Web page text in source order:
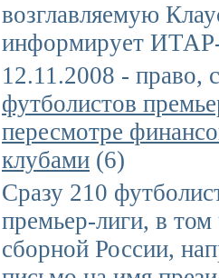
возглавляемую
информирует
12.11.2008 - право,
футболистов
пересмотре
клубами (6)
Сразу 210
премьер-лиги, в
сборной России,